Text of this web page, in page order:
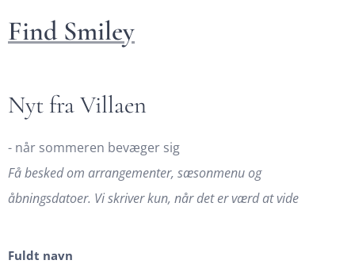
Find Smiley
Nyt fra Villaen
- når sommeren bevæger sig
Få besked om arrangementer, sæsonmenu og
åbningsdatoer. Vi skriver kun, når det er værd at vide
Fuldt navn